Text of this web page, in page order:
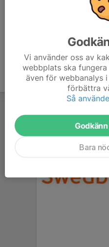
Vi använder oss av
webbplats ska
även för webbanalys
förbättra
Så
Bara